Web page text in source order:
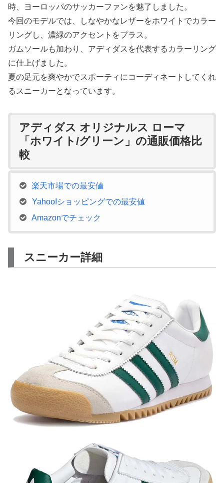
時、ヨーロッパのサッカーファンを魅了しました。
今回のモデルでは、しなやかなレザーをホワイトでカラー
リングし、濃緑のアクセントをプラス。
ガムソールも加わり、アディダスを代表するカラーリング
に仕上げました。
夏の足元を爽やかでスポーティにコーディネートしてくれ
るスニーカーとなっています。
アディダス オリジナルス ローマ
「ホワイト/グリーン」の通販価格比
較
楽天市場での最安値
Yahoo!ショッピングでの最安値
Amazonでチェック
スニーカー詳細